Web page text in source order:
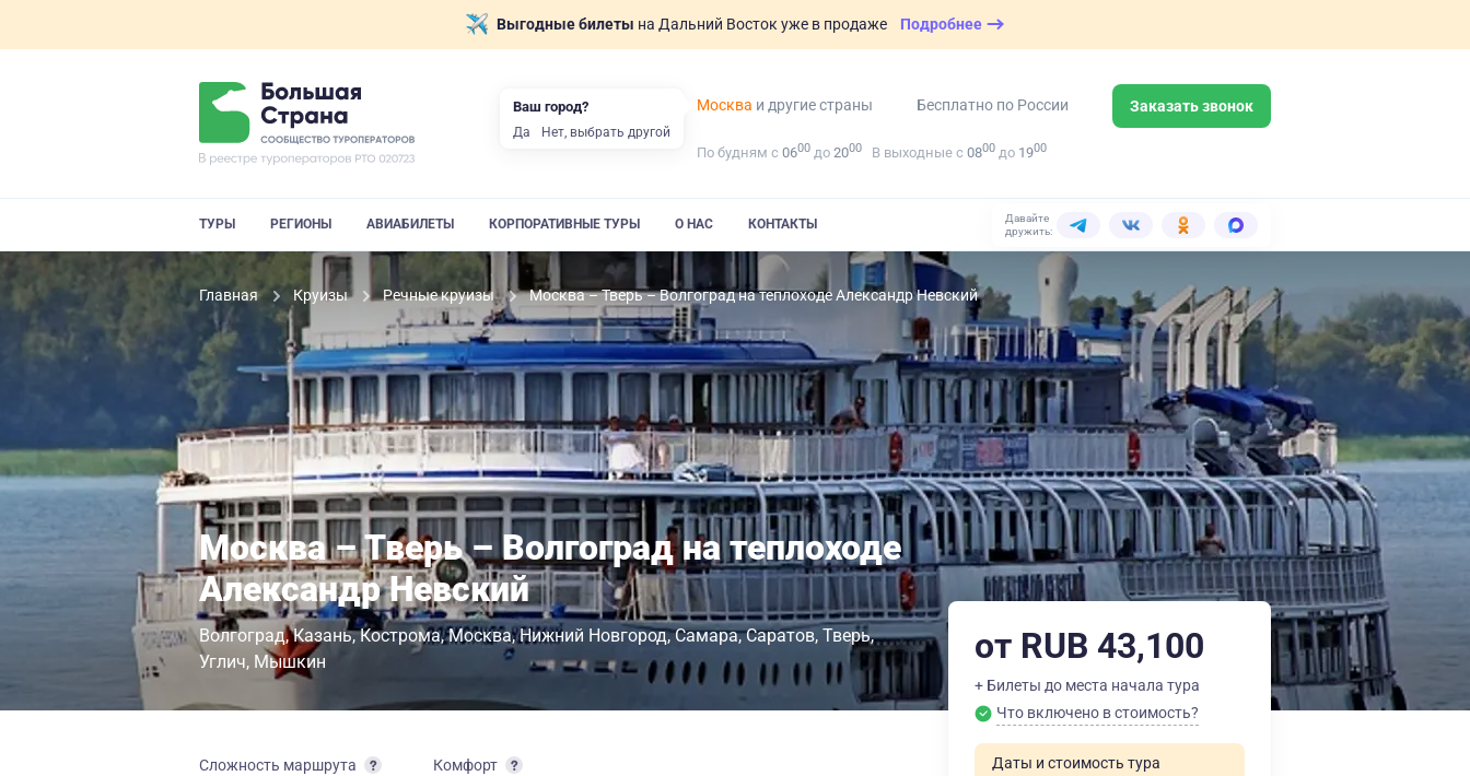
Выгодные билеты на Дальний Восток уже в продаже Подробнее
Москва и другие страны Бесплатно по России Заказать звонок
По будням с 0600 до 2000 В выходные с 0800 до 1900
ТУРЫ РЕГИОНЫ АВИАБИЛЕТЫ КОРПОРАТИВНЫЕ ТУРЫ О НАС КОНТАКТЫ
Давайте
дружить:
Главная Круизы Речные круизы Москва – Тверь – Волгоград на теплоходе Александр Невский
Москва – Тверь – Волгоград на теплоходе
Александр Невский
Волгоград Казань Кострома Москва Нижний Новгород Самара Саратов Тверь
Углич Мышкин
Сложность маршрута Комфорт
от RUB 43,100
+ Билеты до места начала тура
Что включено в стоимость?
Даты и стоимость тура
Ваш город?
Да Нет, выбрать другой